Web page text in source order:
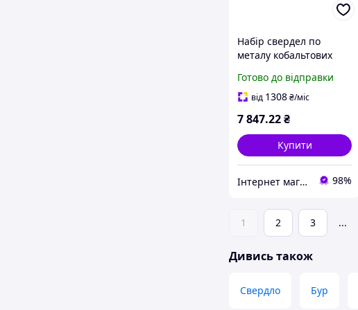
Набір свердел по
металу кобальтових
(DIN338) Ø 1-13 мм
(25шт.) пластиковий
4932493868
Готово до відправки
від 1308₴/міс
7 847.22₴
Купити
Інтернет магазин обладнання та інструменту "Чупі" 98%
1 2 3 ...
Дивись також
Свердло Бур